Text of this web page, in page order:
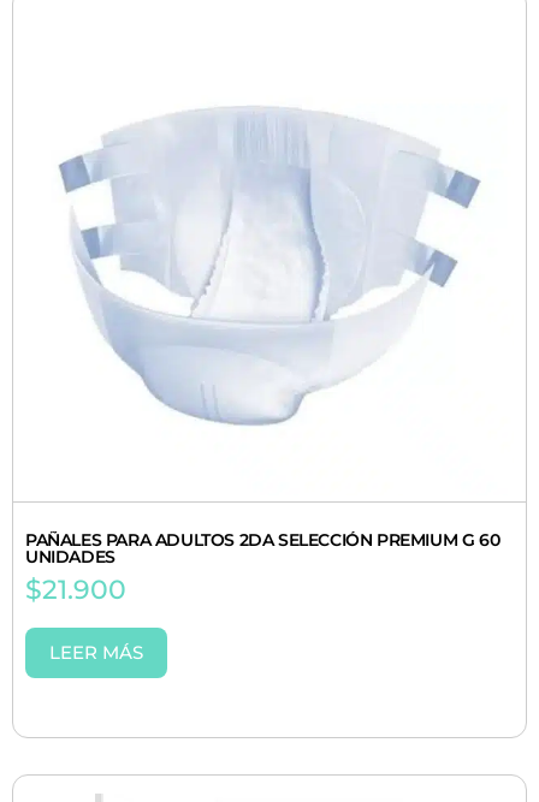
PAÑALES PARA ADULTOS 2DA SELECCIÓN PREMIUM G 60
UNIDADES
$21.900
LEER MÁS